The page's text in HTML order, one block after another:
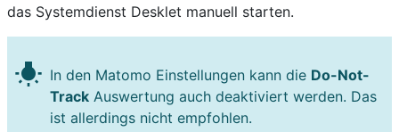
das Systemdienst Desklet manuell starten.
wb_incandescent In den Matomo Einstellungen kann die Do-Not-
Track Auswertung auch deaktiviert werden. Das
ist allerdings nicht empfohlen.